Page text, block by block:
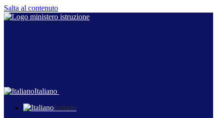
Salta al contenuto
Italiano
Italiano